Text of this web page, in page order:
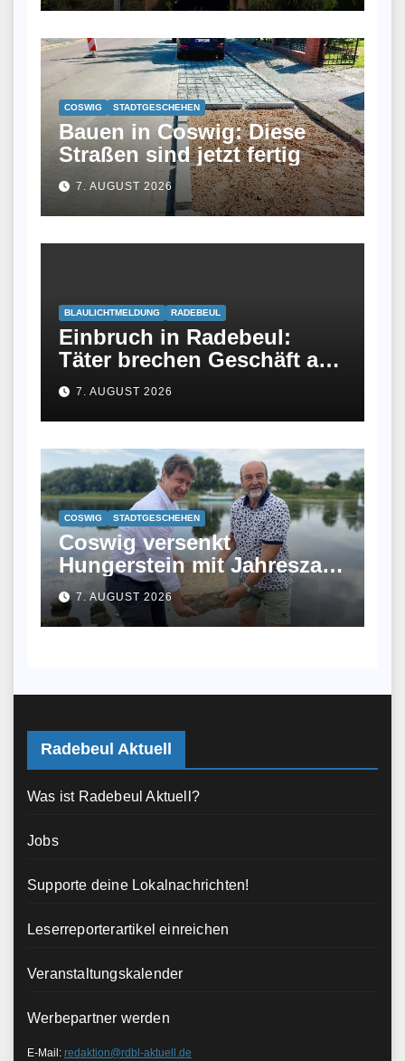
Winzerin
COSWIG STADTGESCHEHEN
Bauen in Coswig: Diese
Straßen sind jetzt fertig
7. AUGUST 2026
BLAULICHTMELDUNG RADEBEUL
Einbruch in Radebeul:
Täter brechen Geschäft an
Meißner Straße auf
7. AUGUST 2026
COSWIG STADTGESCHEHEN
Coswig versenkt
Hungerstein mit Jahreszahl
2026 in der Elbe
7. AUGUST 2026
Radebeul Aktuell
Was ist Radebeul Aktuell?
Jobs
Supporte deine Lokalnachrichten!
Leserreporterartikel einreichen
Veranstaltungskalender
Werbepartner werden
E-Mail: redaktion@rdbl-aktuell.de